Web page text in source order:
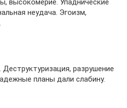
высокомерие. Упаднические
неудача. Эгоизм,
разрушение
планы дали слабину.